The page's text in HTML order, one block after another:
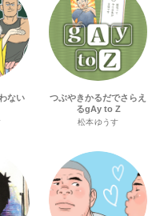
ない
つぶやきかるだでさらえ
るgAy to Z
松本ゆうす